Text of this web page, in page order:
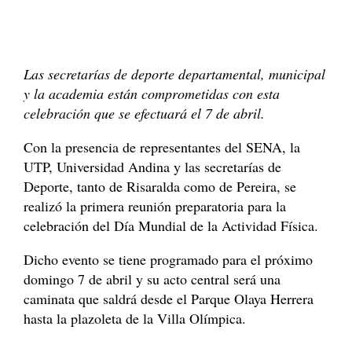
Las secretarías de deporte departamental, municipal
y la academia están comprometidas con esta
celebración que se efectuará el 7 de abril.
Con la presencia de representantes del SENA, la
UTP, Universidad Andina y las secretarías de
Deporte, tanto de Risaralda como de Pereira, se
realizó la primera reunión preparatoria para la
celebración del Día Mundial de la Actividad Física.
Dicho evento se tiene programado para el próximo
domingo 7 de abril y su acto central será una
caminata que saldrá desde el Parque Olaya Herrera
hasta la plazoleta de la Villa Olímpica.